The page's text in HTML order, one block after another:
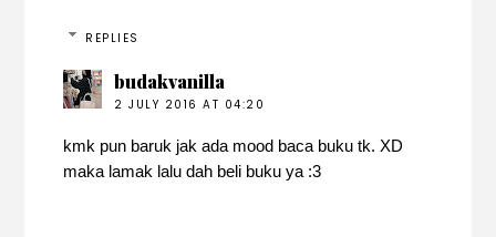
REPLIES
budakvanilla
2 JULY 2016 AT 04:20
kmk pun baruk jak ada mood baca buku tk. XD
maka lamak lalu dah beli buku ya :3